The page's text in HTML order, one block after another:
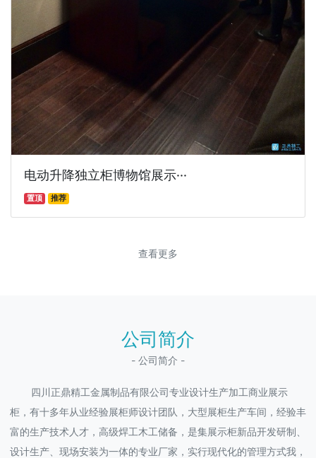
电动升降独立柜博物馆展示···
置顶 推荐
查看更多
公司简介
- 公司简介 -
四川正鼎精工金属制品有限公司专业设计生产加工商业展示
柜，有十多年从业经验展柜师设计团队，大型展柜生产车间，经验丰
富的生产技术人才，高级焊工木工储备，是集展示柜新品开发研制、
设计生产、现场安装为一体的专业厂家，实行现代化的管理方式我，